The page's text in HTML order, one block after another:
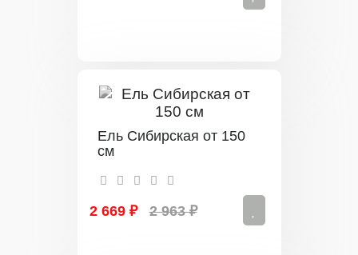
Ель Сибирская от 150
см
2 669 ₽ 2 963 ₽